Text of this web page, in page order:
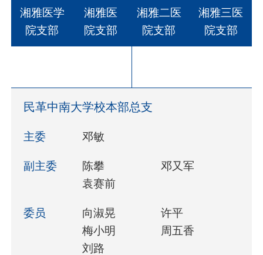
湘雅医学
院支部
湘雅医
院支部
湘雅二医
院支部
湘雅三医
院支部
民革中南大学校本部总支
主委 邓敏
副主委 陈攀
邓又军
袁赛前
委员 向淑晃
许平
梅小明
周五香
刘路